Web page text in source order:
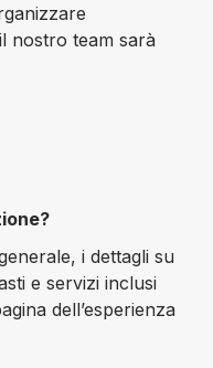
nostro team sarà
i dettagli su
e servizi inclusi
dell’esperienza